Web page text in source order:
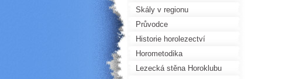
Skály v regionu
Průvodce
Historie horolezectví
Horometodika
Lezecká stěna Horoklubu